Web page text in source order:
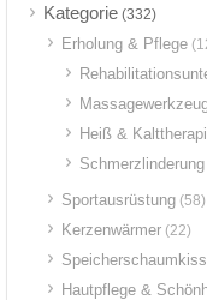
Kategorie (332)
Erholung & Pflege
Heiß &
Sportausrüstung (58)
Kerzenwärmer (22)
Hautpflege &